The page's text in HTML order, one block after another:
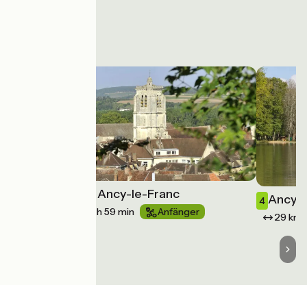
Tonnerre / Ancy-le-Franc
1 h 59 min Anfänger
4 Ancy-
29 km